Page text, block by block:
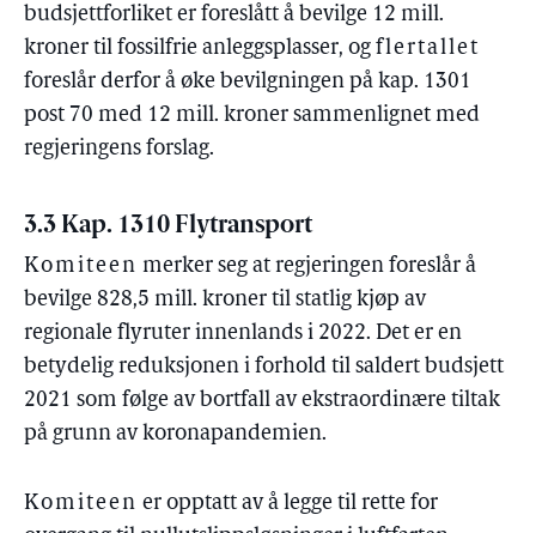
budsjettforliket er foreslått å bevilge 12 mill.
kroner til fossilfrie anleggsplasser, og flertallet
foreslår derfor å øke bevilgningen på kap. 1301
post 70 med 12 mill. kroner sammenlignet med
regjeringens forslag.
3.3 Kap. 1310 Flytransport
Komiteen merker seg at regjeringen foreslår å
bevilge 828,5 mill. kroner til statlig kjøp av
regionale flyruter innenlands i 2022. Det er en
betydelig reduksjonen i forhold til saldert budsjett
2021 som følge av bortfall av ekstraordinære tiltak
på grunn av koronapandemien.
Komiteen er opptatt av å legge til rette for